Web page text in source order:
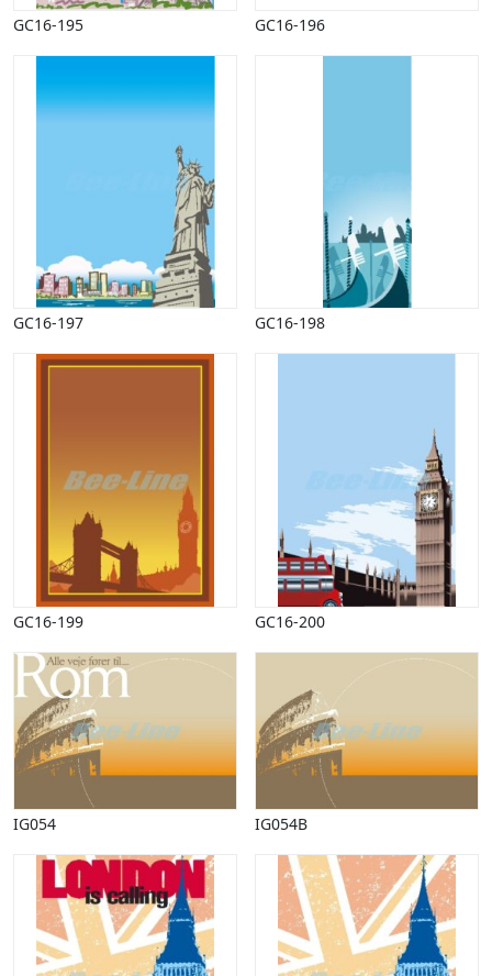
Mærkedage
Nationalflag, verdenskort
Natur
Pinse
Politik, arbejdsmarked
Restauration, hotel
Scenarier
Skibe, både, søfart
Stjernetegn, astrologi
Sundhed, sygdom
Trafik, færdsel
Uddannelse
Udsalg og andre begreber
Underholdning, kultur
GC16-195 GC16-196
GC16-197 GC16-198
GC16-199 GC16-200
IG054 IG054B